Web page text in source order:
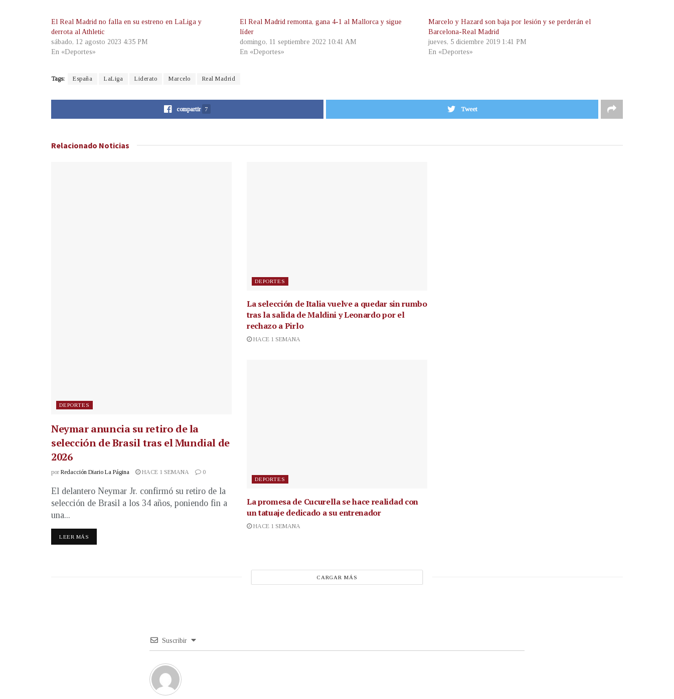
El Real Madrid no falla en su estreno en LaLiga y
derrota al Athletic
sábado, 12 agosto 2023 4:35 PM
En «Deportes»
El Real Madrid remonta, gana 4-1 al Mallorca y sigue
líder
domingo, 11 septiembre 2022 10:41 AM
En «Deportes»
Marcelo y Hazard son baja por lesión y se perderán el
Barcelona-Real Madrid
jueves, 5 diciembre 2019 1:41 PM
En «Deportes»
Tags: España LaLiga Liderato Marcelo Real Madrid
compartir 7 Tweet
Relacionado Noticias
DEPORTES
Neymar anuncia su retiro de la
selección de Brasil tras el Mundial de
2026
por Redacción Diario La Página HACE 1 SEMANA 0
El delantero Neymar Jr. confirmó su retiro de la
selección de Brasil a los 34 años, poniendo fin a
una...
LEER MÁS
DEPORTES
La selección de Italia vuelve a quedar sin rumbo
tras la salida de Maldini y Leonardo por el
rechazo a Pirlo
HACE 1 SEMANA
DEPORTES
La promesa de Cucurella se hace realidad con
un tatuaje dedicado a su entrenador
HACE 1 SEMANA
CARGAR MÁS
Suscribir